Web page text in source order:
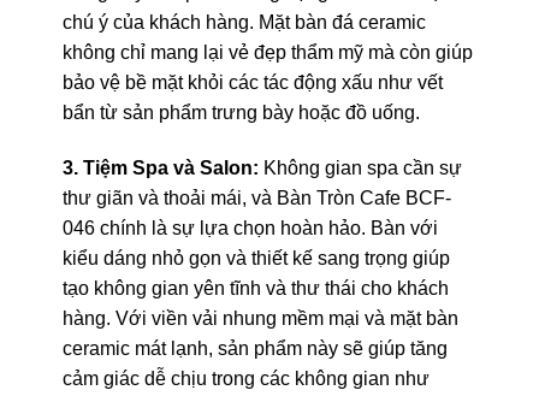
chú ý của khách hàng. Mặt bàn đá ceramic
không chỉ mang lại vẻ đẹp thẩm mỹ mà còn giúp
bảo vệ bề mặt khỏi các tác động xấu như vết
bẩn từ sản phẩm trưng bày hoặc đồ uống.
3. Tiệm Spa và Salon: Không gian spa cần sự
thư giãn và thoải mái, và Bàn Tròn Cafe BCF-
046 chính là sự lựa chọn hoàn hảo. Bàn với
kiểu dáng nhỏ gọn và thiết kế sang trọng giúp
tạo không gian yên tĩnh và thư thái cho khách
hàng. Với viền vải nhung mềm mại và mặt bàn
ceramic mát lạnh, sản phẩm này sẽ giúp tăng
cảm giác dễ chịu trong các không gian như